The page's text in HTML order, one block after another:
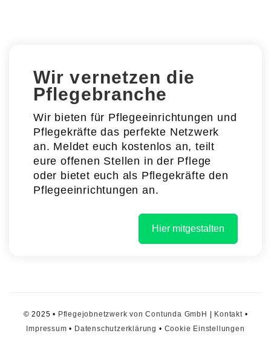
Wir vernetzen die
Pflegebranche
Wir bieten für Pflegeeinrichtungen und
Pflegekräfte das perfekte Netzwerk
an. Meldet euch kostenlos an, teilt
eure offenen Stellen in der Pflege
oder bietet euch als Pflegekräfte den
Pflegeeinrichtungen an.
Hier mitgestalten
© 2025 • Pflegejobnetzwerk von Contunda GmbH Kontakt•
Impressum • Datenschutzerklärung • Cookie Einstellungen